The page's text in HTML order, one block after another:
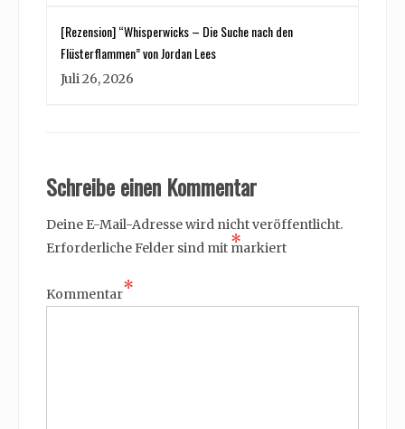
[Rezension] “Whisperwicks – Die Suche nach den
Flüsterflammen” von Jordan Lees
Juli 26, 2026
Schreibe einen Kommentar
Deine E-Mail-Adresse wird nicht veröffentlicht.
Erforderliche Felder sind mit *
markiert
Kommentar*